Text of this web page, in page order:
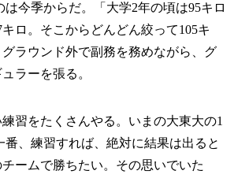
今季からだ。「大学2年の頃は95キロ
ロ。そこからどんどん絞って105キ
ラウンド外で副務を務めながら、グ
ラーを張る。
練習をたくさんやる。いまの大東大の1
番、練習すれば、絶対に結果は出ると
ームで勝ちたい。その思いでいた